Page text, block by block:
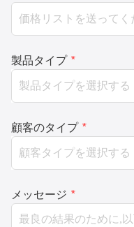
製品タイプ *
顧客のタイプ *
メッセージ *